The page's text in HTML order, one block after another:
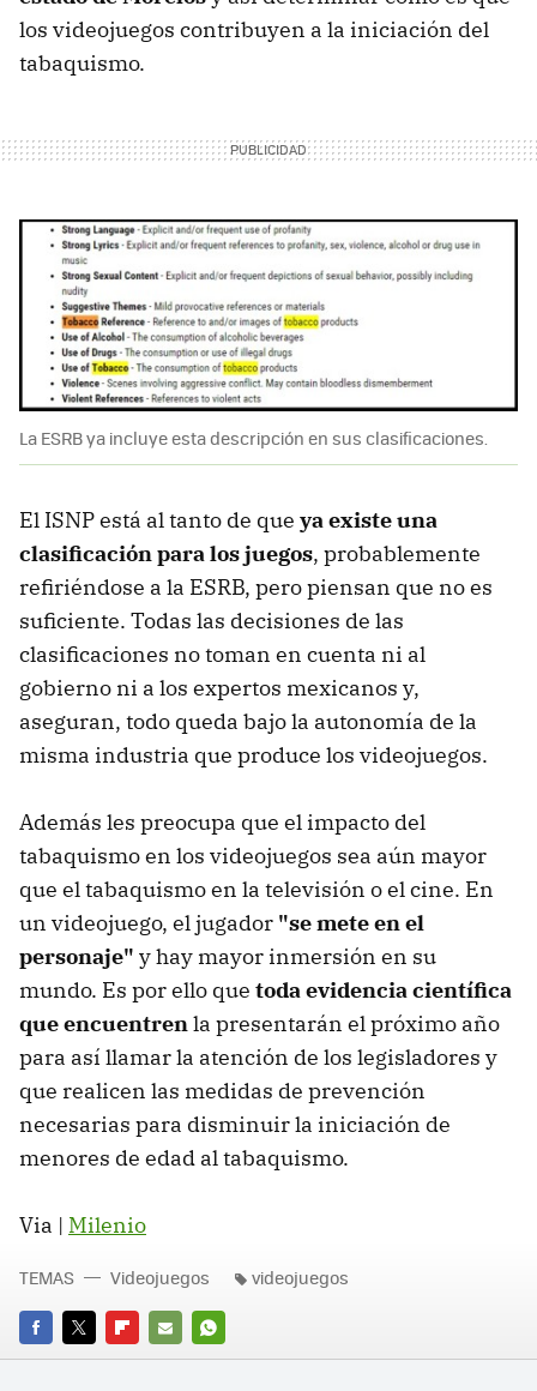
los videojuegos contribuyen a la iniciación del
tabaquismo.
La ESRB ya incluye esta descripción en sus clasificaciones.
El ISNP está al tanto de que ya existe una
clasificación para los juegos, probablemente
refiriéndose a la ESRB, pero piensan que no es
suficiente. Todas las decisiones de las
clasificaciones no toman en cuenta ni al
gobierno ni a los expertos mexicanos y,
aseguran, todo queda bajo la autonomía de la
misma industria que produce los videojuegos.
Además les preocupa que el impacto del
tabaquismo en los videojuegos sea aún mayor
que el tabaquismo en la televisión o el cine. En
un videojuego, el jugador "se mete en el
personaje" y hay mayor inmersión en su
mundo. Es por ello que toda evidencia científica
que encuentrenla presentarán el próximo año
para así llamar la atención de los legisladores y
que realicen las medidas de prevención
necesarias para disminuir la iniciación de
menores de edad al tabaquismo.
Via | Milenio
FACEBOOK
TWITTERFLIPBOARD
E-
WHATSAPP
TEMAS Videojuegos videojuegos